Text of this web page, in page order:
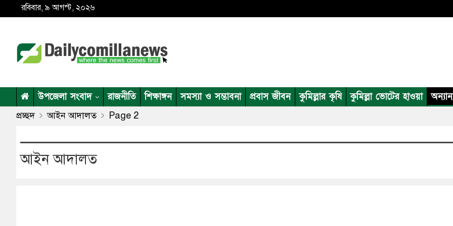
রবিবার, ৯ আগস্ট, ২০২৬
উপজেলা সংবাদ রাজনীতি শিক্ষাঙ্গন সমস্যা ও সম্ভাবনা প্রবাস জীবন কুমিল্লার কৃষি কুমিল্লা ভোটের হাওয়া
প্রচ্ছদ আইন আদালত Page 2
আইন আদালত